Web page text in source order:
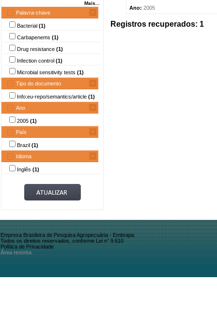
Mais...
Palavra-chave
Bacterial (1)
Carbapenems (1)
Drug resistance (1)
Infection control (1)
Microbial sensitivity tests (1)
Tipo do documento
Info:eu-repo/semantics/article (1)
Ano
2005 (1)
País
Brazil (1)
Idioma
Inglês (1)
Ano: 2005
Registros recuperados: 1
Empresa Brasileira de Pesquisa Agropecuária - Embrapa
Todos os direitos reservados, conforme Lei n° 9.610
Política de Privacidade
Área restrita